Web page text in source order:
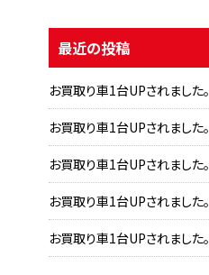
最近の投稿
お買取り車1台UPされました。
お買取り車1台UPされました。
お買取り車1台UPされました。
お買取り車1台UPされました。
お買取り車1台UPされました。